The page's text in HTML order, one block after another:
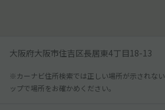
大阪府大阪市住吉区長居東4丁目18-13
※カーナビ住所検索では正しい場所が示されな
ップで場所をお確かめください。